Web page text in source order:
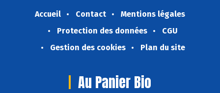
Accueil Contact
Mentions légales
Protection des données
CGU
Gestion des cookies
Plan du site
Au Panier Bio